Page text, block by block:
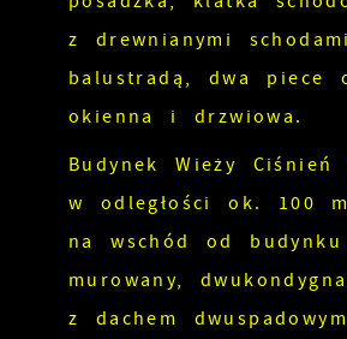
z drewnianymi
balustradą, dwa piece
okienna i drzwiowa.
Budynek Wieży Ciśnień
w odległości ok. 100
na wschód od budynku
murowany,
z dachem